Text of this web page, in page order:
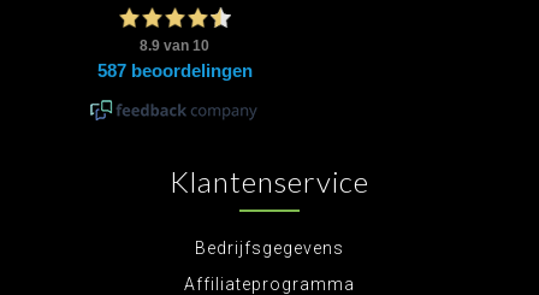
Klantenservice
Bedrijfsgegevens
Affiliateprogramma